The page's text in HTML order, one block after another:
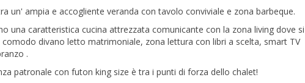
un' ampia e accogliente veranda con tavolo conviviale e zona barbeque.
una caratteristica cucina attrezzata comunicante con la zona living dove si
comodo divano letto matrimoniale, zona lettura con libri a scelta, smart TV
.
patronale con futon king size è tra i punti di forza dello chalet!